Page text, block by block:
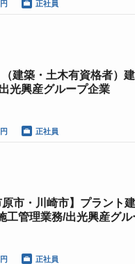
正社員
建築・土木有資格者）
光興産グループ企業
正社員
市・川崎市】プラント
工管理業務/出光興産グ
正社員